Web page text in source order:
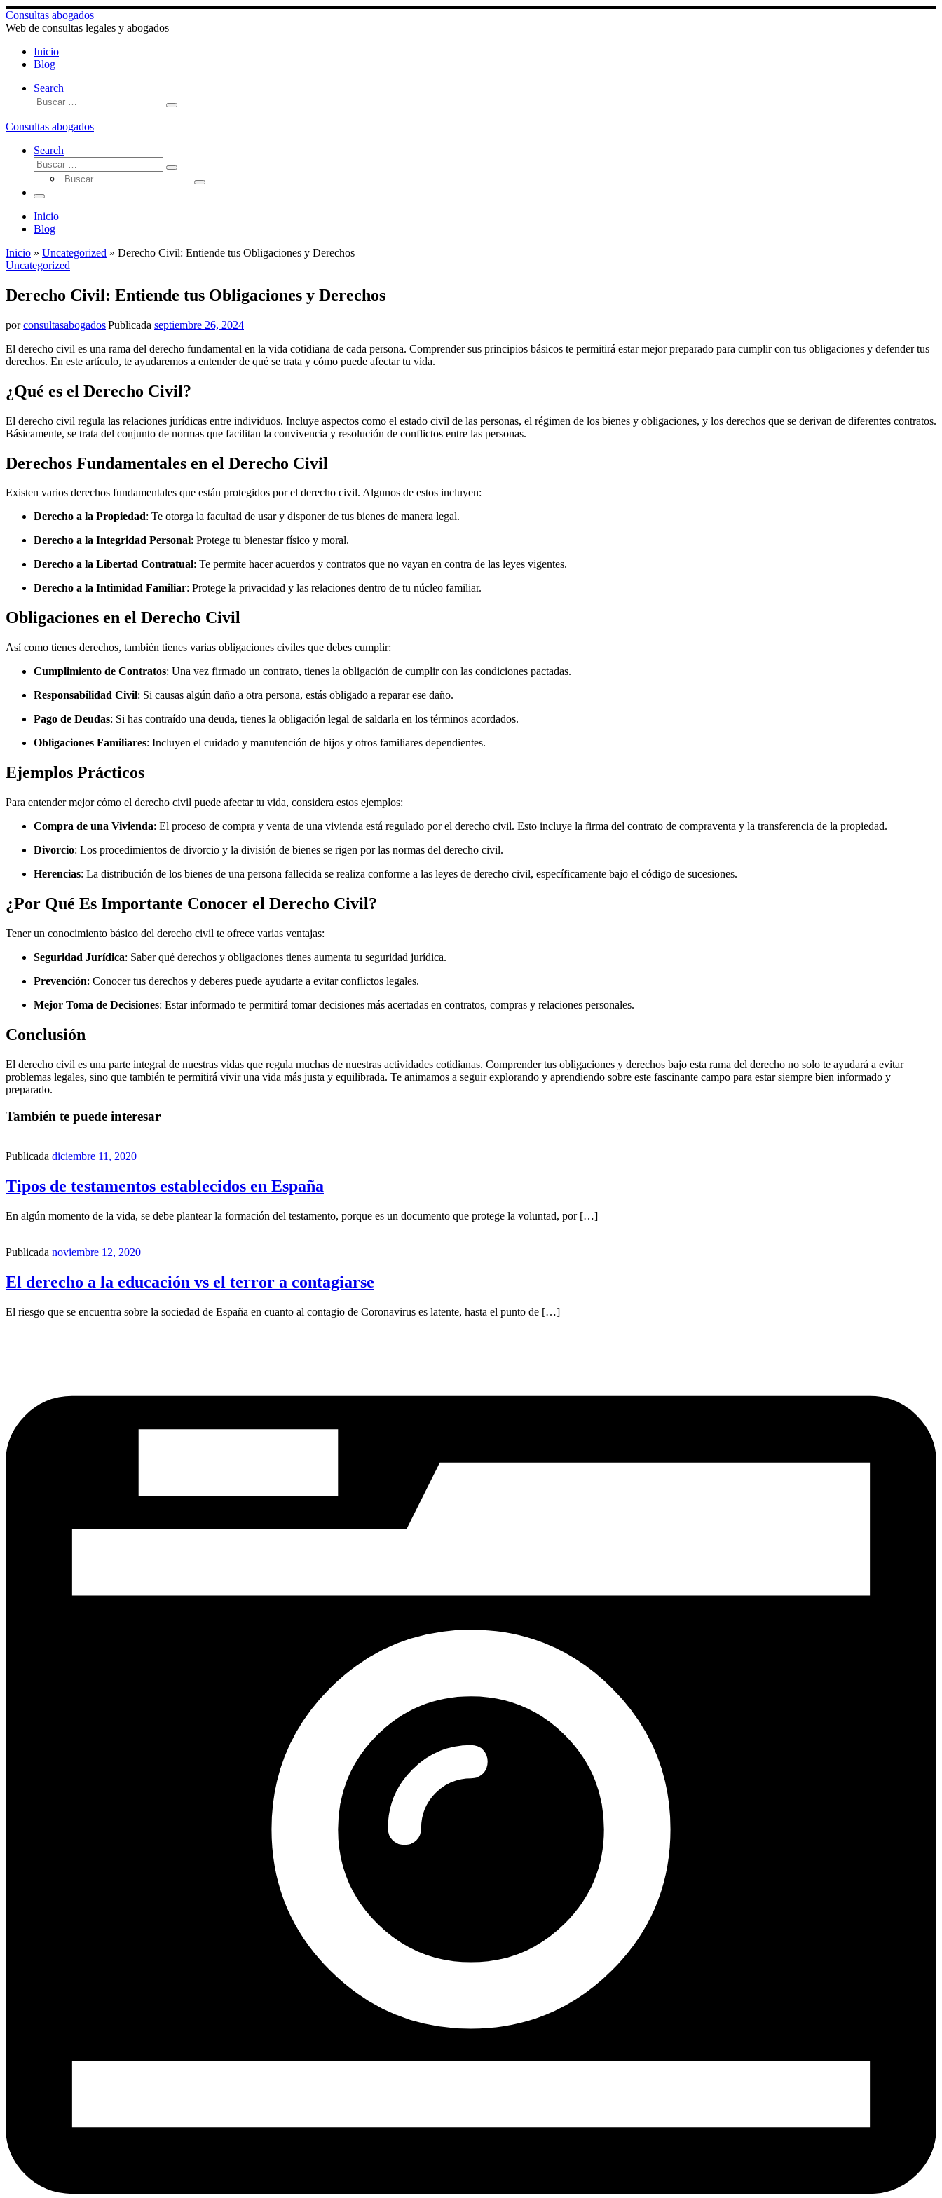
Saltar
al
Consultas abogados
Web de consultas legales y abogados
Inicio
Blog
Search
Buscar
Buscar
Consultas abogados
Search
Buscar
Buscar
Buscar
Buscar
Menú
Inicio
Blog
Inicio » Uncategorized » Derecho Civil: Entiende tus Obligaciones y Derechos
Uncategorized
Derecho Civil: Entiende tus Obligaciones y Derechos
porconsultasabogados|Publicada septiembre 26, 2024
El derecho civil es una rama del derecho fundamental en la vida cotidiana de cada persona. Comprender sus principios básicos te permitirá estar mejor preparado para cumplir con tus obligaciones y defender tus
derechos. En este artículo, te ayudaremos a entender de qué se trata y cómo puede afectar tu vida.
¿Qué es el Derecho Civil?
El derecho civil regula las relaciones jurídicas entre individuos. Incluye aspectos como el estado civil de las personas, el régimen de los bienes y obligaciones, y los derechos que se derivan de diferentes contratos.
Básicamente, se trata del conjunto de normas que facilitan la convivencia y resolución de conflictos entre las personas.
Derechos Fundamentales en el Derecho Civil
Existen varios derechos fundamentales que están protegidos por el derecho civil. Algunos de estos incluyen:
Derecho a la Propiedad: Te otorga la facultad de usar y disponer de tus bienes de manera legal.
Derecho a la Integridad Personal: Protege tu bienestar físico y moral.
Derecho a la Libertad Contratual: Te permite hacer acuerdos y contratos que no vayan en contra de las leyes vigentes.
Derecho a la Intimidad Familiar: Protege la privacidad y las relaciones dentro de tu núcleo familiar.
Obligaciones en el Derecho Civil
Así como tienes derechos, también tienes varias obligaciones civiles que debes cumplir:
Cumplimiento de Contratos: Una vez firmado un contrato, tienes la obligación de cumplir con las condiciones pactadas.
Responsabilidad Civil: Si causas algún daño a otra persona, estás obligado a reparar ese daño.
Pago de Deudas: Si has contraído una deuda, tienes la obligación legal de saldarla en los términos acordados.
Obligaciones Familiares: Incluyen el cuidado y manutención de hijos y otros familiares dependientes.
Ejemplos Prácticos
Para entender mejor cómo el derecho civil puede afectar tu vida, considera estos ejemplos:
Compra de una Vivienda: El proceso de compra y venta de una vivienda está regulado por el derecho civil. Esto incluye la firma del contrato de compraventa y la transferencia de la propiedad.
Divorcio: Los procedimientos de divorcio y la división de bienes se rigen por las normas del derecho civil.
Herencias: La distribución de los bienes de una persona fallecida se realiza conforme a las leyes de derecho civil, específicamente bajo el código de sucesiones.
¿Por Qué Es Importante Conocer el Derecho Civil?
Tener un conocimiento básico del derecho civil te ofrece varias ventajas:
Seguridad Jurídica: Saber qué derechos y obligaciones tienes aumenta tu seguridad jurídica.
Prevención: Conocer tus derechos y deberes puede ayudarte a evitar conflictos legales.
Mejor Toma de Decisiones: Estar informado te permitirá tomar decisiones más acertadas en contratos, compras y relaciones personales.
Conclusión
El derecho civil es una parte integral de nuestras vidas que regula muchas de nuestras actividades cotidianas. Comprender tus obligaciones y derechos bajo esta rama del derecho no solo te ayudará a evitar
problemas legales, sino que también te permitirá vivir una vida más justa y equilibrada. Te animamos a seguir explorando y aprendiendo sobre este fascinante campo para estar siempre bien informado y
preparado.
También te puede interesar
Publicada diciembre 11, 2020
Tipos de testamentos establecidos en España
En algún momento de la vida, se debe plantear la formación del testamento, porque es un documento que protege la voluntad, por […]
Publicada noviembre 12, 2020
El derecho a la educación vs el terror a contagiarse
El riesgo que se encuentra sobre la sociedad de España en cuanto al contagio de Coronavirus es latente, hasta el punto de […]